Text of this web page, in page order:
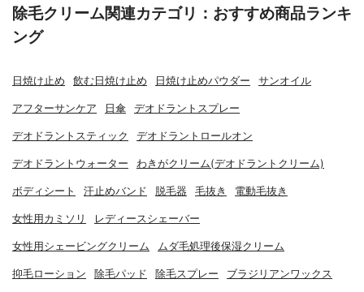
除毛クリーム関連カテゴリ：おすすめ商品ランキ
ング
日焼け止め 飲む日焼け止め 日焼け止めパウダー サンオイル
アフターサンケア 日傘 デオドラントスプレー
デオドラントスティック デオドラントロールオン
デオドラントウォーター わきがクリーム(デオドラントクリーム)
ボディシート 汗止めバンド 脱毛器 毛抜き 電動毛抜き
女性用カミソリ レディースシェーバー
女性用シェービングクリーム ムダ毛処理後保湿クリーム
抑毛ローション 除毛パッド 除毛スプレー ブラジリアンワックス